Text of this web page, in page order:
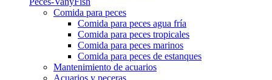
Comida para peces
Comida para peces agua fría
Comida para peces tropicales
Comida para peces marinos
Comida para peces de estanques
Mantenimiento de acuarios
Acuarios y peceras